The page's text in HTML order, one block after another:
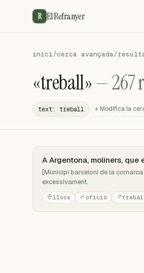
R El Refranyer
inici/cerca avançada/
«treball»— 267
text: treball + Modifica la
A Argentona, moliners,
[Municipi barceloní de la
excessivament.
llocs oficis